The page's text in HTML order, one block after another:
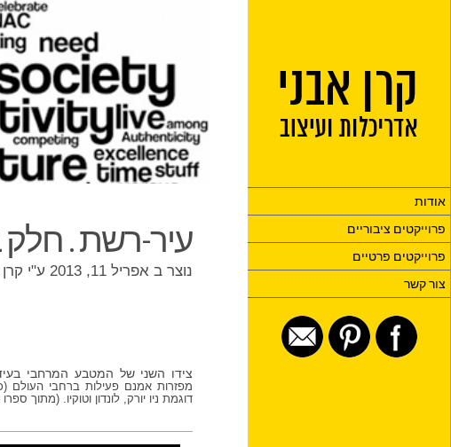
אודות
פרוייקטים ציבוריים
פרוייקטים פרטיים
צור קשר
עיר-רשת . חלק
נוצר ב אפריל 11, 2013 ע"י
צידו השני של המטבע המרחבי
מפזרות אמנם פעילות ברחבי העולם
דוגמת ניו יורק, לונדון וטוקיו. (מתוך ספרו